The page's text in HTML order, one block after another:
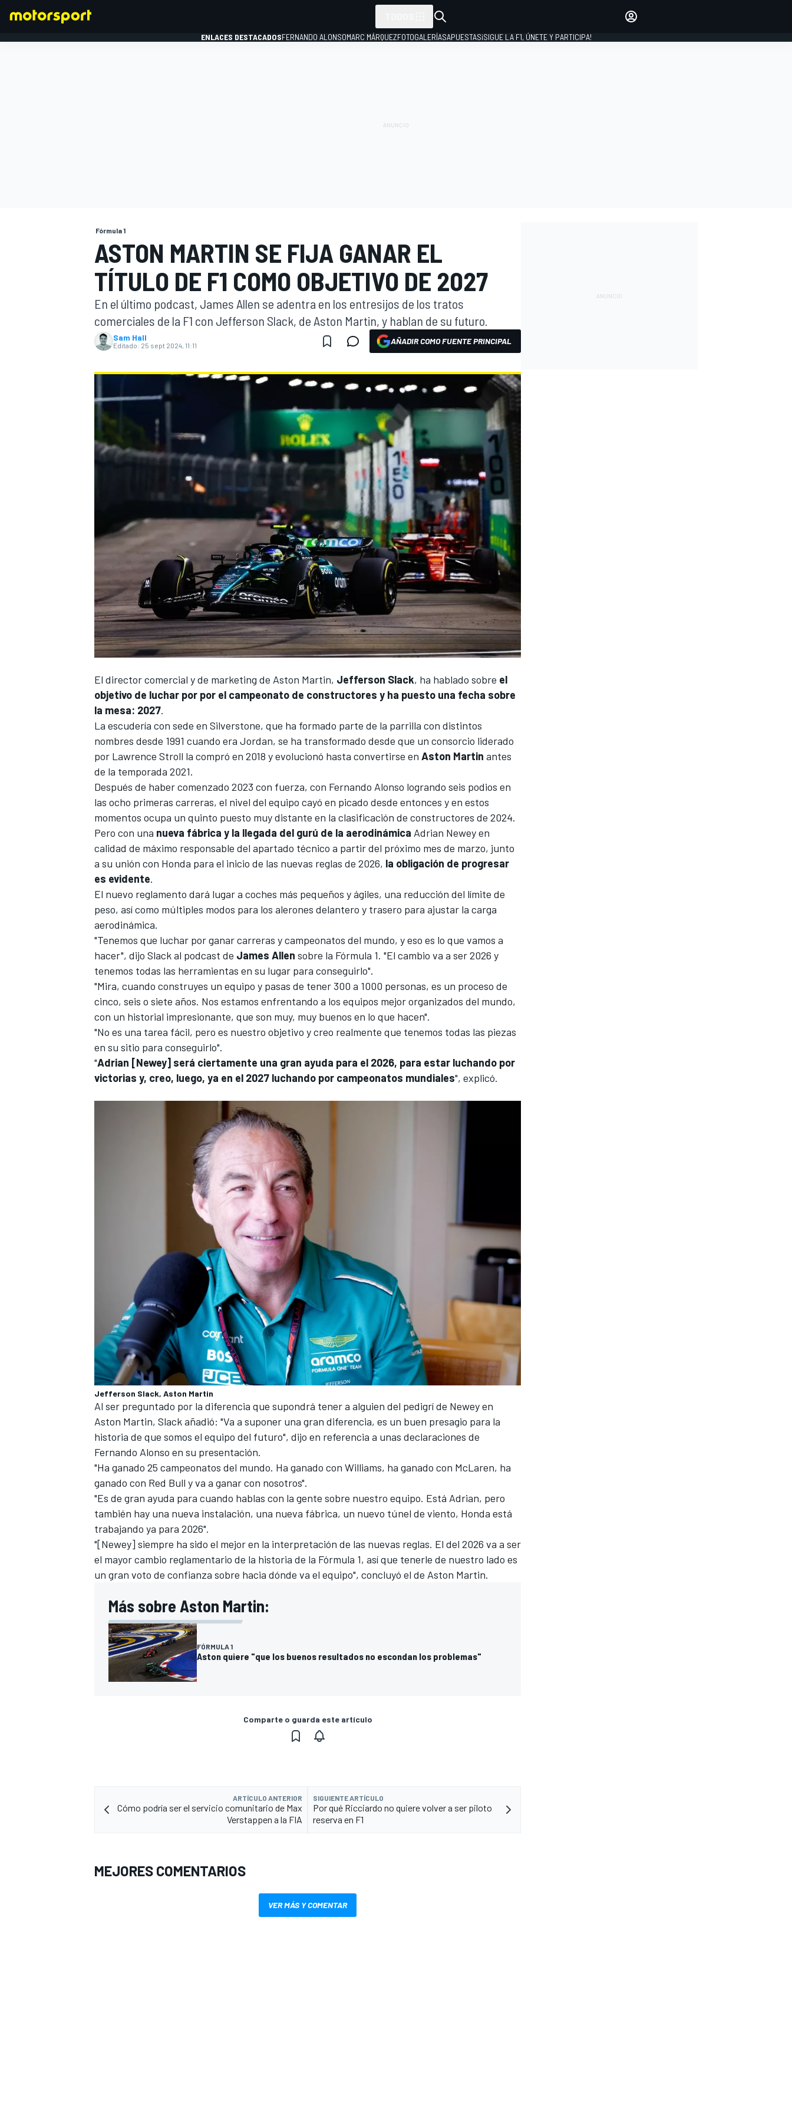
FÓRMULA E
ENLACES DESTACADOSFERNANDO ALONSOMARC MÁRQUEZFOTOGALERÍASAPUESTAS¡SIGUE LA F1, ÚNETE Y PARTICIPA!
Fórmula 1
ASTON MARTIN SE FIJA GANAR EL
TÍTULO DE F1 COMO OBJETIVO DE 2027
En el último podcast, James Allen se adentra en los entresijos de los tratos
comerciales de la F1 con Jefferson Slack, de Aston Martin, y hablan de su futuro.
Sam Hall
Editado: 25 sept 2024, 11:11 AÑADIR COMO FUENTE PRINCIPAL
El director comercial y de marketing de Aston Martin, Jefferson Slack, ha hablado sobre el
objetivo de luchar por por el campeonato de constructores y ha puesto una fecha sobre
la mesa: 2027.
La escudería con sede en Silverstone, que ha formado parte de la parrilla con distintos
nombres desde 1991 cuando era Jordan, se ha transformado desde que un consorcio liderado
por Lawrence Stroll la compró en 2018 y evolucionó hasta convertirse en Aston Martin antes
de la temporada 2021.
Después de haber comenzado 2023 con fuerza, con Fernando Alonso logrando seis podios en
las ocho primeras carreras, el nivel del equipo cayó en picado desde entonces y en estos
momentos ocupa un quinto puesto muy distante en la clasificación de constructores de 2024.
Pero con una nueva fábrica y la llegada del gurú de la aerodinámica Adrian Neweyen
calidad de máximo responsable del apartado técnico a partir del próximo mes de marzo, junto
a su unión con Honda para el inicio de las nuevas reglas de 2026, la obligación de progresar
es evidente.
El nuevo reglamento dará lugar a coches más pequeños y ágiles, una reducción del límite de
peso, así como múltiples modos para los alerones delantero y trasero para ajustar la carga
aerodinámica.
"Tenemos que luchar por ganar carreras y campeonatos del mundo, y eso es lo que vamos a
hacer", dijo Slack al podcast de James Allen sobre la Fórmula 1. "El cambio va a ser 2026 y
tenemos todas las herramientas en su lugar para conseguirlo".
"Mira, cuando construyes un equipo y pasas de tener 300 a 1000 personas, es un proceso de
cinco, seis o siete años. Nos estamos enfrentando a los equipos mejor organizados del mundo,
con un historial impresionante, que son muy, muy buenos en lo que hacen".
"No es una tarea fácil, pero es nuestro objetivo y creo realmente que tenemos todas las piezas
en su sitio para conseguirlo".
"Adrian [Newey] será ciertamente una gran ayuda para el 2026, para estar luchando por
victorias y, creo, luego, ya en el 2027 luchando por campeonatos mundiales", explicó.
Jefferson Slack, Aston Martin
Al ser preguntado por la diferencia que supondrá tener a alguien del pedigrí de Newey en
Aston Martin, Slack añadió: "Va a suponer una gran diferencia, es un buen presagio para la
historia de que somos el equipo del futuro", dijo en referencia a unas declaraciones de
Fernando Alonso en su presentación.
"Ha ganado 25 campeonatos del mundo. Ha ganado con Williams, ha ganado con McLaren, ha
ganado con Red Bull y va a ganar con nosotros".
"Es de gran ayuda para cuando hablas con la gente sobre nuestro equipo. Está Adrian, pero
también hay una nueva instalación, una nueva fábrica, un nuevo túnel de viento, Honda está
trabajando ya para 2026".
"[Newey] siempre ha sido el mejor en la interpretación de las nuevas reglas. El del 2026 va a ser
el mayor cambio reglamentario de la historia de la Fórmula 1, así que tenerle de nuestro lado es
un gran voto de confianza sobre hacia dónde va el equipo", concluyó el de Aston Martin.
Más sobre Aston Martin:
FÓRMULA 1
Aston quiere "que los buenos resultados no escondan los problemas"
Comparte o guarda este artículo
ARTÍCULO ANTERIOR
Cómo podría ser el servicio comunitario de Max
Verstappen a la FIA
SIGUIENTE ARTÍCULO
Por qué Ricciardo no quiere volver a ser piloto
reserva en F1
MEJORES COMENTARIOS
VER MÁS Y COMENTAR